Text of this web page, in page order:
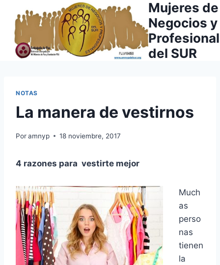
contenido
Mujeres de
Negocios y
del SUR
NOTAS
La manera de vestirnos
Poramnyp 18 noviembre, 2017
4 razones para vestirte mejor
Much
as
perso
nas
tienen
la